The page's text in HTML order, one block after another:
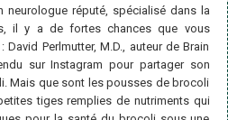
neurologue réputé, spécialisé dans la
il y a de fortes chances que vous
David Perlmutter, M.D., auteur de Brain
sur Instagram pour partager son
Mais que sont les pousses de brocoli
tiges remplies de nutriments qui